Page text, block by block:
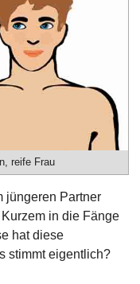
reife Frau
jüngeren Partner
in die Fänge
hat diese
stimmt eigentlich?